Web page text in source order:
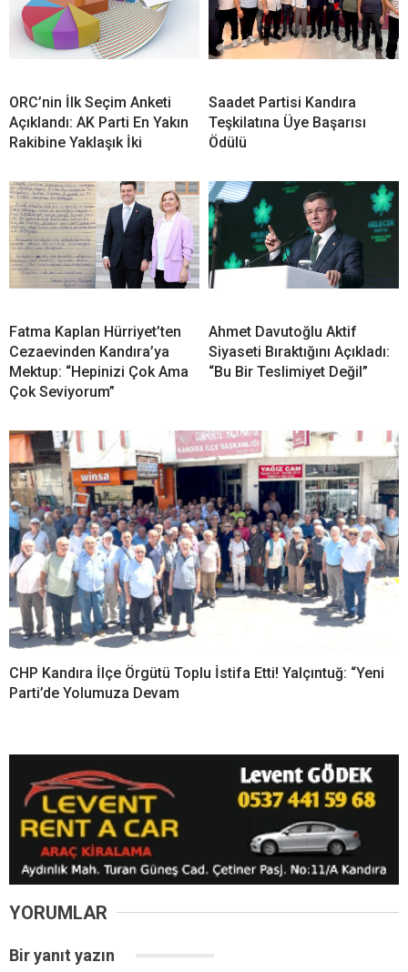
ORC’nin İlk Seçim Anketi
Açıklandı: AK Parti En Yakın
Rakibine Yaklaşık İki
Saadet Partisi Kandıra
Teşkilatına Üye Başarısı
Ödülü
Fatma Kaplan Hürriyet’ten
Cezaevinden Kandıra’ya
Mektup: “Hepinizi Çok Ama
Çok Seviyorum”
Ahmet Davutoğlu Aktif
Siyaseti Bıraktığını Açıkladı:
“Bu Bir Teslimiyet Değil”
CHP Kandıra İlçe Örgütü Toplu İstifa Etti! Yalçıntuğ: “Yeni
Parti’de Yolumuza Devam
YORUMLAR
Bir yanıt yazın